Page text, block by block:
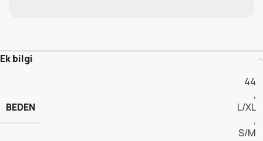
Ek bilgi
BEDEN
44
,
L/XL
,
S/M